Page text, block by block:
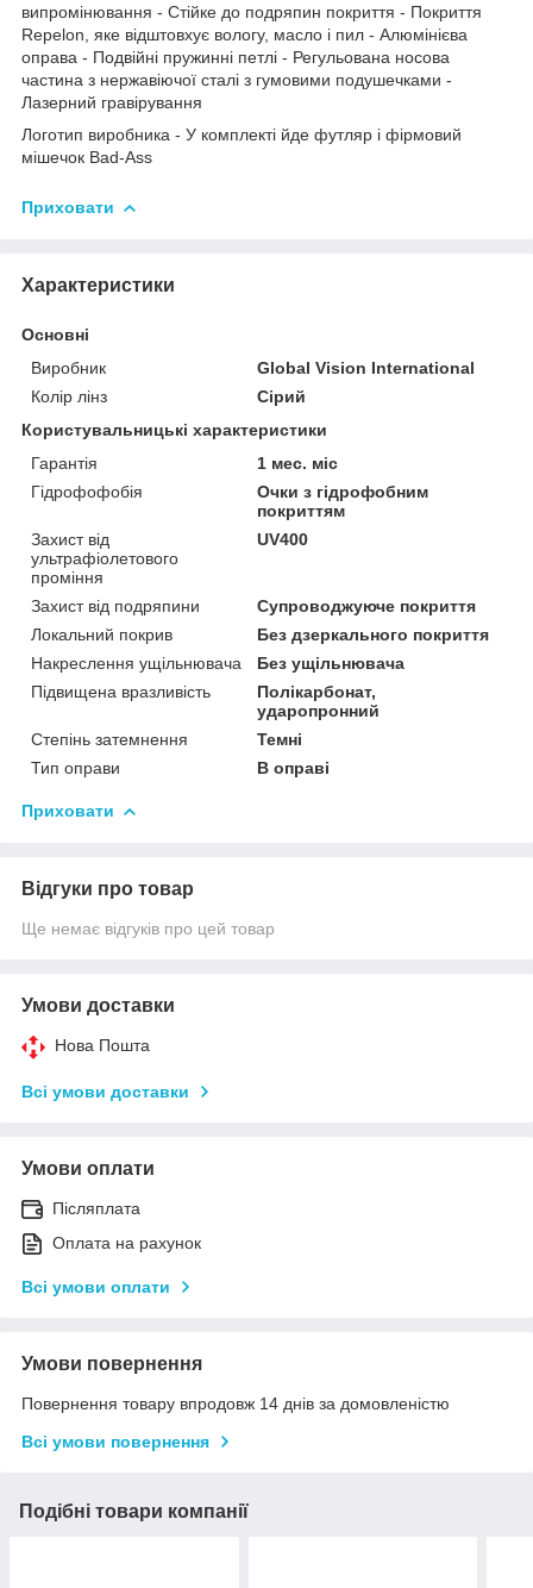
випромінювання - Стійке до подряпин покриття - Покриття
Repelon, яке відштовхує вологу, масло і пил - Алюмінієва
оправа - Подвійні пружинні петлі - Регульована носова
частина з нержавіючої сталі з гумовими подушечками -
Лазерний гравірування
Логотип виробника - У комплекті йде футляр і фірмовий
мішечок Bad-Ass
Приховати
Характеристики
Основні
Виробник
Global Vision International
Колір лінз
Сірий
Користувальницькі характеристики
Гарантія
1 мес. міс
Гідрофофобія
Очки з гідрофобним
покриттям
Захист від
ультрафіолетового
проміння
UV400
Захист від подряпини
Супроводжуюче покриття
Локальний покрив
Без дзеркального покриття
Накреслення ущільнювача
Без ущільнювача
Підвищена вразливість
Полікарбонат,
ударопронний
Степінь затемнення
Темні
Тип оправи
В оправі
Приховати
Відгуки про товар
Ще немає відгуків про цей товар
Умови доставки
Нова Пошта
Всі умови доставки
Умови оплати
Післяплата
Оплата на рахунок
Всі умови оплати
Умови повернення
Повернення товару впродовж 14 днів за домовленістю
Всі умови повернення
Подібні товари компанії